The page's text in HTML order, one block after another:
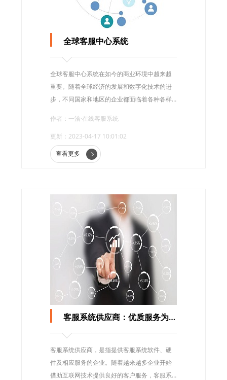
全球客服中心系统
全球客服中心系统在如今的商业环境中越来越
重要。随着全球经济的发展和数字化技术的进
步，不同国家和地区的企业都面临着各种各样
企业需要一套最先进的全球客服系统。
作者：一洽·在线客服系统
更新：2023-04-17 10:01:02
查看更多
客服系统供应商：优质服务为企业和顾客创造更美好的未来
客服系统供应商，是指提供客服系统软件、硬
件及相应服务的企业。随着越来越多企业开始
借助互联网技术提供良好的客户服务，客服系